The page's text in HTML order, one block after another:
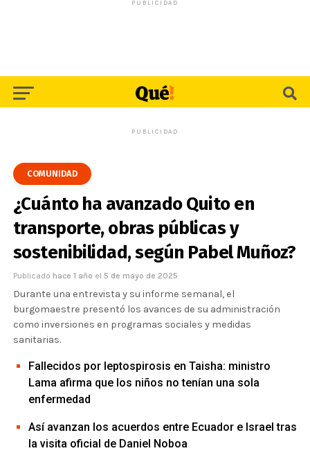
PUBLICIDAD
PUBLICIDAD
COMUNIDAD
¿Cuánto ha avanzado Quito en
transporte, obras públicas y
sostenibilidad, según Pabel Muñoz?
Publicado hace 1 año el 5 de mayo de 2025
Durante una entrevista y su informe semanal, el
burgomaestre presentó los avances de su administración
como inversiones en programas sociales y medidas
sanitarias.
Fallecidos por leptospirosis en Taisha: ministro
Lama afirma que los niños no tenían una sola
enfermedad
Así avanzan los acuerdos entre Ecuador e Israel tras
la visita oficial de Daniel Noboa